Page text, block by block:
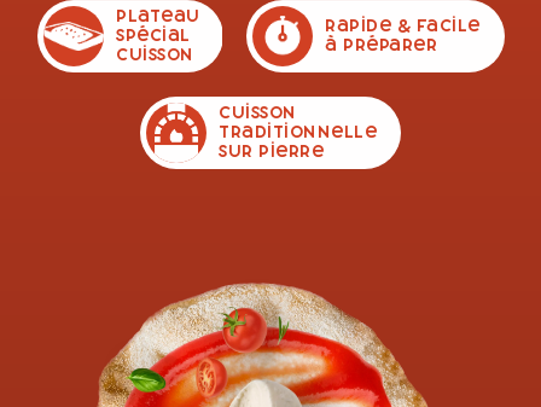
plateau
spécial
cuisson
Rapide & facile
à préparer
cuisson
traditionnelle
sur pierre